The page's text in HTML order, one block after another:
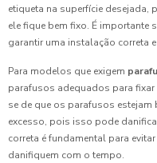
etiqueta na superfície desejada,
ele fique bem fixo. É importante
garantir uma instalação correta
Para modelos que exigem
parafusos adequados para
se de que os parafusos
excesso, pois isso pode
correta é fundamental para
danifiquem com o tempo.